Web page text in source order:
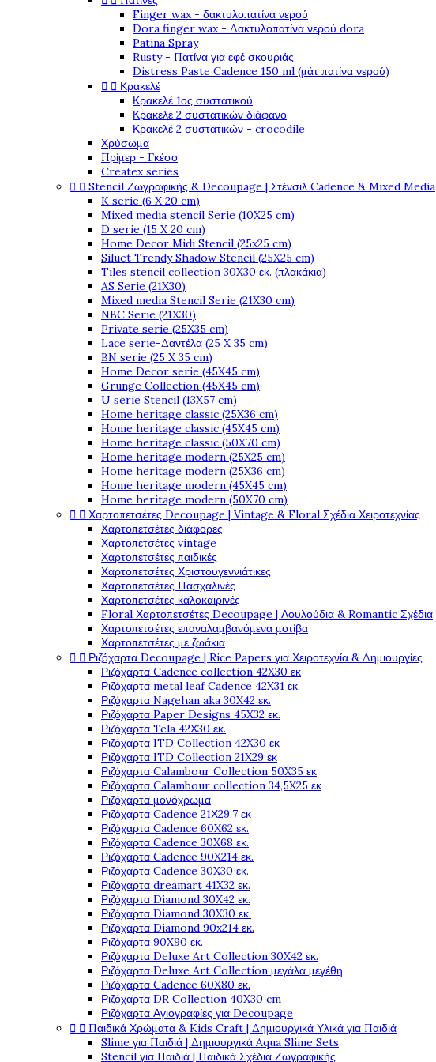
Finger wax - δακτυλοπατίνα νερού
Dora finger wax - Δακτυλοπατίνα νερού dora
Patina Spray
Rusty - Πατίνα για εφέ σκουριάς
Distress Paste Cadence 150 ml (μάτ πατίνα νερού)
  Κρακελέ
Κρακελέ 1ος συστατικού
Κρακελέ 2 συστατικών διάφανο
Κρακελέ 2 συστατικών - crocodile
Χρύσωμα
Πρίμερ - Γκέσο
Createx series
  Stencil Ζωγραφικής & Decoupage | Στένσιλ Cadence & Mixed Media
K serie (6 X 20 cm)
Mixed media stencil Serie (10X25 cm)
D serie (15 X 20 cm)
Home Decor Midi Stencil (25x25 cm)
Siluet Trendy Shadow Stencil (25X25 cm)
Tiles stencil collection 30X30 εκ. (πλακάκια)
AS Serie (21X30)
Mixed media Stencil Serie (21X30 cm)
NBC Serie (21X30)
Private serie (25X35 cm)
Lace serie-Δαντέλα (25 X 35 cm)
BN serie (25 X 35 cm)
Home Decor serie (45X45 cm)
Grunge Collection (45X45 cm)
U serie Stencil (13X57 cm)
Home heritage classic (25X36 cm)
Home heritage classic (45X45 cm)
Home heritage classic (50X70 cm)
Home heritage modern (25X25 cm)
Home heritage modern (25X36 cm)
Home heritage modern (45X45 cm)
Home heritage modern (50X70 cm)
  Χαρτοπετσέτες Decoupage | Vintage & Floral Σχέδια Χειροτεχνίας
Χαρτοπετσέτες διάφορες
Χαρτοπετσέτες vintage
Χαρτοπετσέτες παιδικές
Χαρτοπετσέτες Χριστουγεννιάτικες
Χαρτοπετσέτες Πασχαλινές
Χαρτοπετσέτες καλοκαιρινές
Floral Χαρτοπετσέτες Decoupage | Λουλούδια & Romantic Σχέδια
Χαρτοπετσέτες επαναλαμβανόμενα μοτίβα
Χαρτοπετσέτες με ζωάκια
  Ριζόχαρτα Decoupage | Rice Papers για Χειροτεχνία & Δημιουργίες
Ριζόχαρτα Cadence collection 42X30 εκ
Ριζόχαρτα metal leaf Cadence 42X31 εκ
Ριζόχαρτα Nagehan aka 30X42 εκ.
Ριζόχαρτα Paper Designs 45X32 εκ.
Ριζόχαρτα Tela 42Χ30 εκ.
Ριζόχαρτα ITD Collection 42X30 εκ
Ριζόχαρτα ITD Collection 21X29 εκ
Ριζόχαρτα Calambour Collection 50X35 εκ
Ριζόχαρτα Calambour collection 34,5X25 εκ
Ριζόχαρτα μονόχρωμα
Ριζόχαρτα Cadence 21Χ29,7 εκ
Ριζόχαρτα Cadence 60X62 εκ.
Ριζόχαρτα Cadence 30X68 εκ.
Ριζόχαρτα Cadence 90X214 εκ.
Ριζόχαρτα Cadence 30X30 εκ.
Ριζόχαρτα dreamart 41X32 εκ.
Ριζόχαρτα Diamond 30X42 εκ.
Ριζόχαρτα Diamond 30X30 εκ.
Ριζόχαρτα Diamond 90x214 εκ.
Ριζόχαρτα 90X90 εκ.
Ριζόχαρτα Deluxe Art Collection 30X42 εκ.
Ριζόχαρτα Deluxe Art Collection μεγάλα μεγέθη
Ριζόχαρτα Cadence 60X80 εκ.
Ριζόχαρτα DR Collection 40X30 cm
Ριζόχαρτα Αγιογραφίες για Decoupage
  Παιδικά Χρώματα & Kids Craft | Δημιουργικά Υλικά για Παιδιά
Slime για Παιδιά | Δημιουργικά Aqua Slime Sets
Stencil για Παιδιά | Παιδικά Σχέδια Ζωγραφικής